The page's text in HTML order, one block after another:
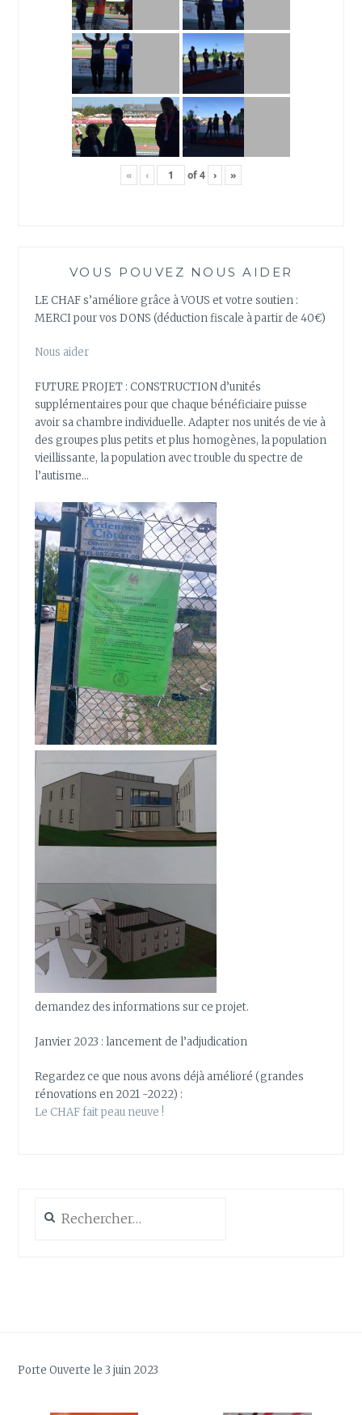
« ‹ of4 › »
VOUS POUVEZ NOUS AIDER
LE CHAF s’améliore grâce à VOUS et votre soutien :
MERCI pour vos DONS (déduction fiscale à partir de 40€)
Nous aider
FUTURE PROJET : CONSTRUCTION d’unités
supplémentaires pour que chaque bénéficiaire puisse
avoir sa chambre individuelle. Adapter nos unités de vie à
des groupes plus petits et plus homogènes, la population
vieillissante, la population avec trouble du spectre de
l’autisme…
demandez des informations sur ce projet.
Janvier 2023 : lancement de l’adjudication
Regardez ce que nous avons déjà amélioré (grandes
rénovations en 2021 -2022) :
Le CHAF fait peau neuve !
Porte Ouverte le 3 juin 2023